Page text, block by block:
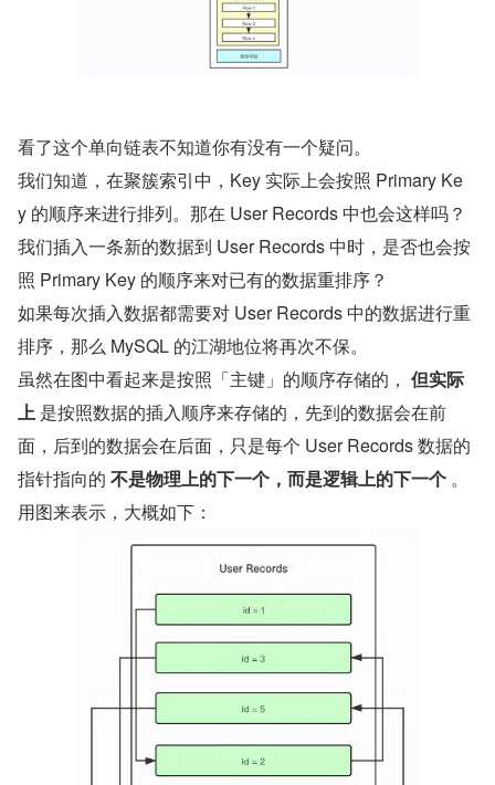
看了这个单向链表不知道你有没有一个疑问。
我们知道，在聚簇索引中，Key 实际上会按照 Primary Ke
y 的顺序来进行排列。那在 User Records 中也会这样吗？
我们插入一条新的数据到 User Records 中时，是否也会按
照 Primary Key 的顺序来对已有的数据重排序？
如果每次插入数据都需要对 User Records 中的数据进行重
排序，那么 MySQL 的江湖地位将再次不保。
虽然在图中看起来是按照「主键」的顺序存储的， 但实际
上 是按照数据的插入顺序来存储的，先到的数据会在前
面，后到的数据会在后面，只是每个 User Records 数据的
指针指向的 不是物理上的下一个，而是逻辑上的下一个 。
用图来表示，大概如下：